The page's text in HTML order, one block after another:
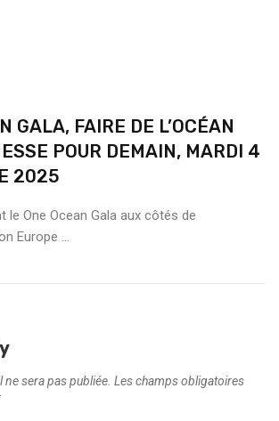
GALA, FAIRE DE L’OCÉAN
POUR DEMAIN, MARDI 4
2025
le One Ocean Gala aux côtés de
Europe ...
sera pas publiée. Les champs obligatoires